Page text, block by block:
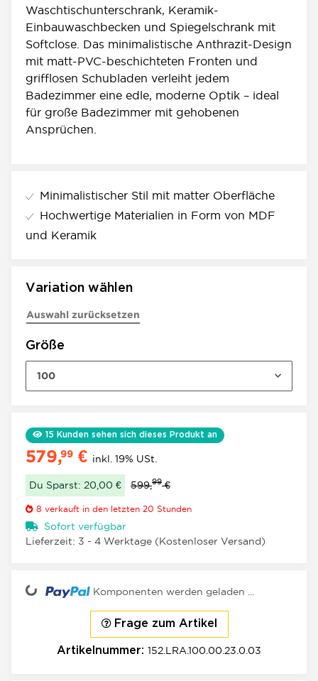
Waschtischunterschrank, Keramik-
Einbauwaschbecken und Spiegelschrank mit
Softclose. Das minimalistische Anthrazit-Design
mit matt-PVC-beschichteten Fronten und
grifflosen Schubladen verleiht jedem
Badezimmer eine edle, moderne Optik – ideal
für große Badezimmer mit gehobenen
Ansprüchen.
Minimalistischer Stil mit matter Oberfläche
Hochwertige Materialien in Form von MDF
und Keramik
Variation wählen
Auswahl zurücksetzen
Größe
100
15 Kunden sehen sich dieses Produkt an
579,99 € inkl. 19% USt.
Du Sparst: 20,00 € 599,99€
8 verkauft in den letzten 20 Stunden
Sofort verfügbar
Lieferzeit: 3 - 4 Werktage (Kostenloser Versand)
Komponenten werden geladen ...
Frage zum Artikel
Artikelnummer: 152.LRA.100.00.23.0.03